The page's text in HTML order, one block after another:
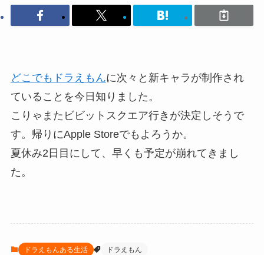
どこでもドラえもんに次々と新キャラが制作され
ていることを今日知りました。
こりゃまたビビットスクエア行きが決定しそうで
す。帰りにApple Storeでもよろうか。
夏休み2日目にして、早くも予定が崩れてきまし
た。
ドラえもんある生活 ドラえもん